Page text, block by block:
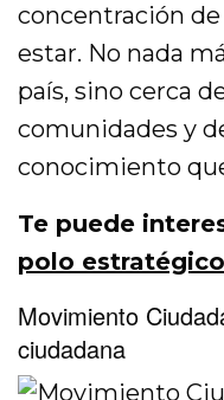
concentración
estar. No nada
país, sino cerca
comunidades y
conocimiento
Te puede
polo
Movimiento
ciudadana